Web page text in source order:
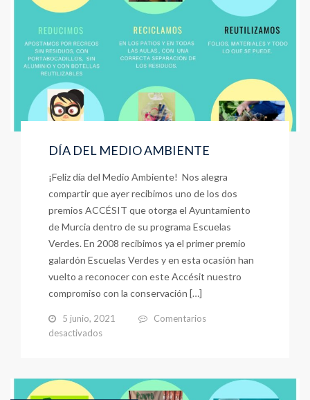
DÍA DEL MEDIO AMBIENTE
¡Feliz día del Medio Ambiente! Nos alegra
compartir que ayer recibimos uno de los dos
premios ACCÉSIT que otorga el Ayuntamiento
de Murcia dentro de su programa Escuelas
Verdes. En 2008 recibimos ya el primer premio
galardón Escuelas Verdes y en esta ocasión han
vuelto a reconocer con este Accésit nuestro
compromiso con la conservación […]
5 junio, 2021
Comentarios
desactivados
AMBIENTE